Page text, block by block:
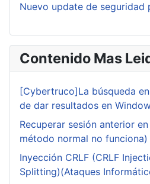
Nuevo update de seguridad
Contenido Mas
[Cybertruco]La búsqueda
de dar resultados en
Recuperar sesión anterior
método normal no funciona)
Inyección CRLF (CRLF
Splitting)(Ataques